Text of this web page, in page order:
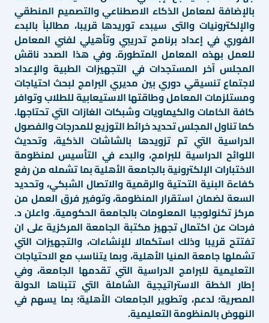
بالإضافة لمعامل الذكاء الاصطناعي والتصميم المنطقي
والإلكترونيات والتى سيبدء توريدها قريبا، مطالباً بالبدء
الفوري في إعداد برنامج تدريبي وتأهيلي لفني المعامل
للعمل بهذه المعامل المتطورة. وفي هذا الصدد ناقش
المجلس آخر المستجدات في التجهيزات الطبية والإعداد
لاجتماع تنسيقي دوري بين مديري البرامج لبحث احتياجات
ومستلزمات المعامل وطاقتها الاستيعابية للطلاب وتوافر
كافة الخامات والكيماويات وشبكات الغازات التي تحتاجها.
كما تناول المجلس تحديد خرائط التوزيع للمدرجات والفصول
الدراسية التي تم تزويدها بالشاشات الذكية، وتحديث
اللوائح الدراسية للبرامج، والبدء في التأسيس لمنظومة
الاختبارات الإلكترونية بالجامعة الأهلية بما تشمله من رفع
كفاءة البنية التحتية والرقمية والاتصال الشبكي، وتحديد
السعة لضمان استقرار المنظومة، وتوفير فرق العمل من
مركز تكنولوجيا المعلومات بالجامعة الحكومية. واعلن د.
فرحات عن اكتمال تجهيز مكتبة الجامعة المركزية على ان
تفتتح قريبا وذلك استكمالا للإنشاءات، والتجهيزات التي
تشملها جامعة المنيا الأهلية، وبما يتناسب مع الاحتياجات
التعليمية للبرامج الدراسية التي تقدمها الجامعة، وفي
إطار الخطة الاستراتيجية الشاملة التي تتبناها الدولة
المصرية؛ لدعم، وتطوير الجامعات الأهلية؛ بما يسهم في
النهوض بالمنظومة التعليمية.